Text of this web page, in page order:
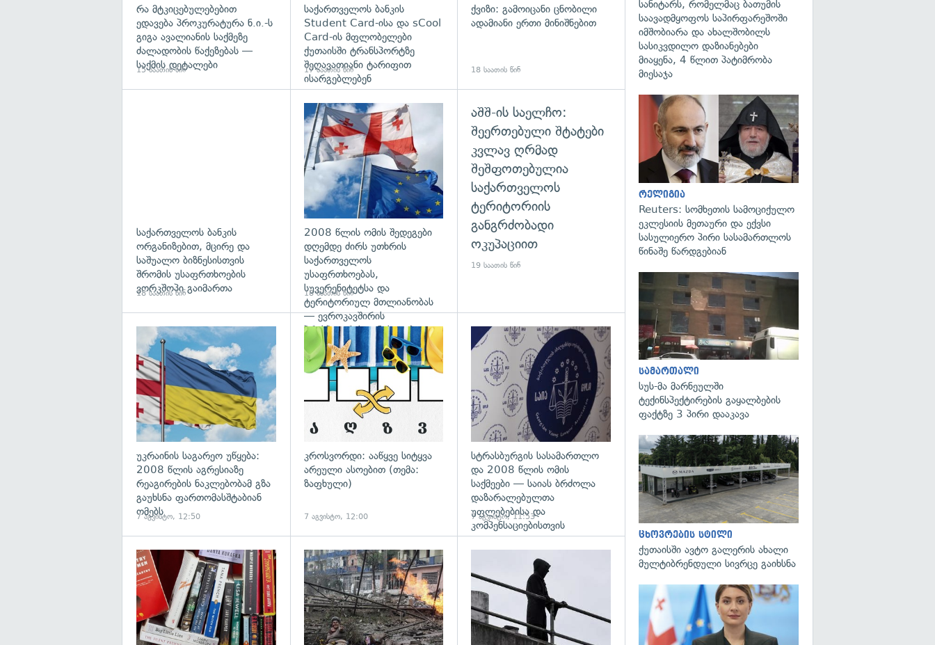
რა მტკიცებულებებით
ედავება პროკურატურა ნ.ი.-ს
გიგა ავალიანის საქმეზე
ძალადობის წაქეზებას —
საქმის დეტალები
15 საათის წინ
საქართველოს ბანკის
Student Card-ისა და sCool
Card-ის მფლობელები
ქუთაისში ტრანსპორტზე
შეღავათიანი ტარიფით
ისარგებლებენ
17 საათის წინ
ქვიზი: გამოიცანი ცნობილი
ადამიანი ერთი მინიშნებით
18 საათის წინ
საქართველოს ბანკის
ორგანიზებით, მცირე და
საშუალო ბიზნესისთვის
შრომის უსაფრთხოების
ვორკშოპი გაიმართა
18 საათის წინ
გადახედვა
2008 წლის ომის შედეგები
დღემდე ძირს უთხრის
საქართველოს
უსაფრთხოებას,
სუვერენიტეტსა და
ტერიტორიულ მთლიანობას
— ევროკავშირის
პრესპიკერის განცხადება
18 საათის წინ
აშშ-ის საელჩო:
შეერთებული შტატები
კვლავ ღრმად
შეშფოთებულია
საქართველოს
ტერიტორიის
განგრძობადი
ოკუპაციით
19 საათის წინ
გადახედვა
უკრაინის საგარეო უწყება:
2008 წლის აგრესიაზე
რეაგირების ნაკლებობამ გზა
გაუხსნა ფართომასშტაბიან
ომებს
7 აგვისტო, 12:50
გადახედვა
კროსვორდი: ააწყვე სიტყვა
არეული ასოებით (თემა:
ზაფხული)
7 აგვისტო, 12:00
გადახედვა
სტრასბურგის სასამართლო
და 2008 წლის ომის
საქმეები — საიას ბრძოლა
დაზარალებულთა
უფლებებისა და
კომპენსაციებისთვის
7 აგვისტო, 11:53
გადახედვა გადახედვა
სანიტარს, რომელმაც ბათუმის
საავადმყოფოს საპირფარეშოში
იმშობიარა და ახალშობილს
სასიკვდილო დაზიანებები
მიაყენა, 4 წლით პატიმრობა
მიესაჯა
რელიგია
Reuters: სომხეთის სამოციქულო
ეკლესიის მეთაური და ექვსი
სასულიერო პირი სასამართლოს
წინაშე წარდგებიან
სამართალი
სუს-მა მარნეულში
ტექინსპექტირების გაყალბების
ფაქტზე 3 პირი დააკავა
ცხოვრების სტილი
ქუთაისში ავტო გალერის ახალი
მულტიბრენდული სივრცე გაიხსნა